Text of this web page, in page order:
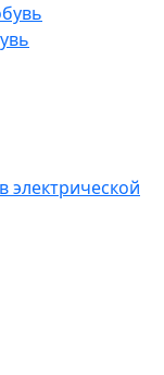
электрической